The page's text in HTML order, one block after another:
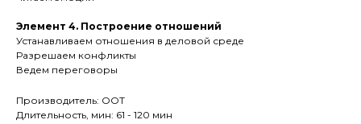
Элемент 4. Построение отношений
Устанавливаем отношения в деловой среде
Разрешаем конфликты
Ведем переговоры
Производитель: OOT
Длительность, мин: 61 - 120 мин